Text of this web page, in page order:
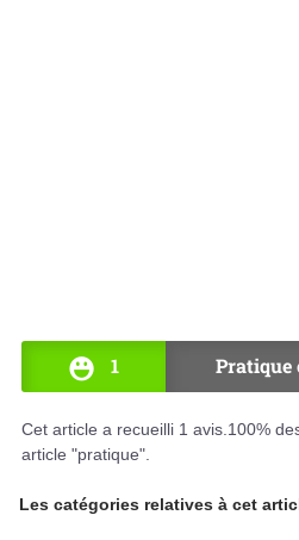
1 Pratique
Cet article a recueilli 1 avis. 100%
article "pratique".
Les catégories relatives à cet